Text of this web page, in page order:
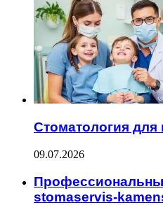
Стоматология для
09.07.2026
stomaservis-